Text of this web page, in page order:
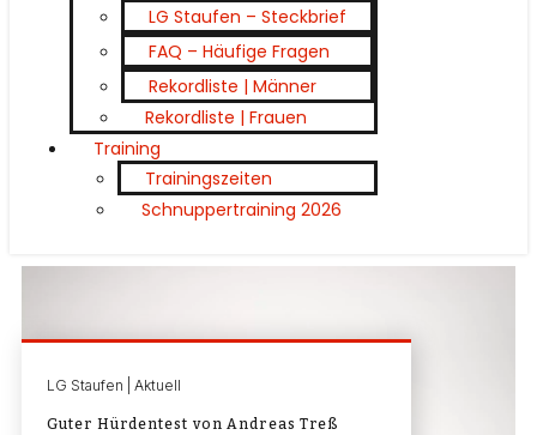
LG Staufen – Steckbrief
FAQ – Häufige Fragen
Rekordliste | Männer
Rekordliste | Frauen
Training
Trainingszeiten
Schnuppertraining 2026
LG Staufen | Aktuell
Guter Hürdentest von Andreas Treß